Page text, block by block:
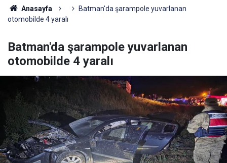
Anasayfa
Batman'da şarampole yuvarlanan
otomobilde 4 yaralı
Batman'da şarampole yuvarlanan
otomobilde 4 yaralı